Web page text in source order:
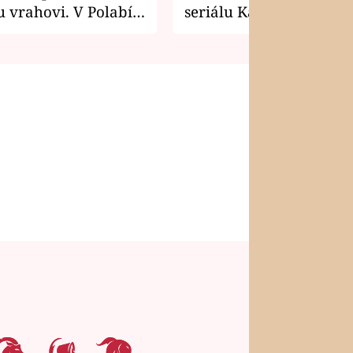
vrahovi. V Polabí
seriálu Kamarádi